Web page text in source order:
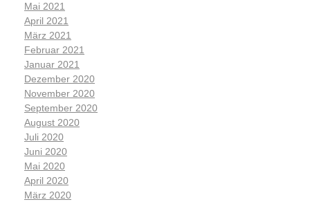
Mai 2021
April 2021
März 2021
Februar 2021
Januar 2021
Dezember 2020
November 2020
September 2020
August 2020
Juli 2020
Juni 2020
Mai 2020
April 2020
März 2020